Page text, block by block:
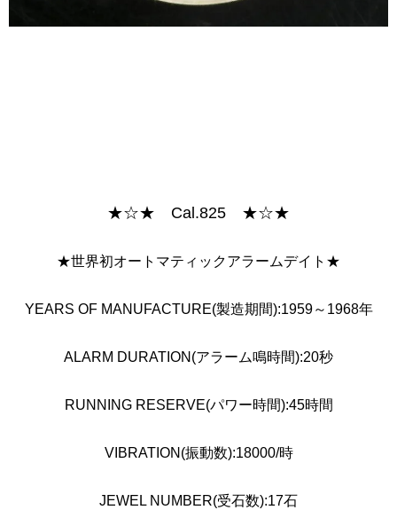
★☆★ Cal.825 ★☆★
★世界初オートマティックアラームデイト★
YEARS OF MANUFACTURE(製造期間):1959～1968年
ALARM DURATION(アラーム鳴時間):20秒
RUNNING RESERVE(パワー時間):45時間
VIBRATION(振動数):18000/時
JEWEL NUMBER(受石数):17石